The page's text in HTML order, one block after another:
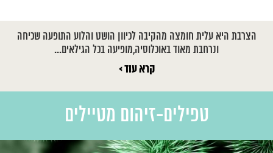
הצרבת היא עלית חומצה מהקיבה לכיוון הושט והלוע התופעה שכיחה
ונרחבת מאוד באוכלוסיה,מופיעה בכל הגילאים...
קרא עוד >
טפילים-זיהום מטיילים